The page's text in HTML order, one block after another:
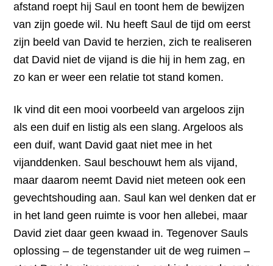
afstand roept hij Saul en toont hem de bewijzen
van zijn goede wil. Nu heeft Saul de tijd om eerst
zijn beeld van David te herzien, zich te realiseren
dat David niet de vijand is die hij in hem zag, en
zo kan er weer een relatie tot stand komen.
Ik vind dit een mooi voorbeeld van argeloos zijn
als een duif en listig als een slang. Argeloos als
een duif, want David gaat niet mee in het
vijanddenken. Saul beschouwt hem als vijand,
maar daarom neemt David niet meteen ook een
gevechtshouding aan. Saul kan wel denken dat er
in het land geen ruimte is voor hen allebei, maar
David ziet daar geen kwaad in. Tegenover Sauls
oplossing – de tegenstander uit de weg ruimen –